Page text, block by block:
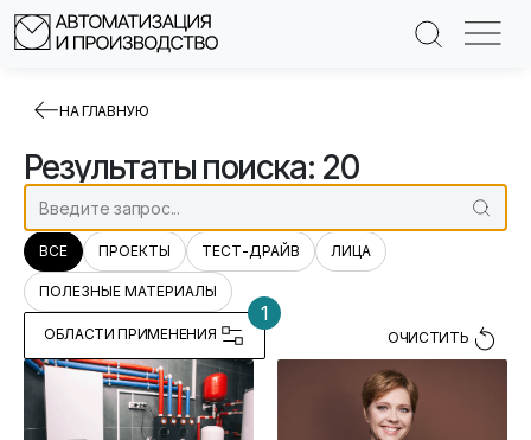
НА ГЛАВНУЮ
Результаты поиска: 20
ВСЕ ПРОЕКТЫ ТЕСТ-ДРАЙВ ЛИЦА
ПОЛЕЗНЫЕ МАТЕРИАЛЫ
ОБЛАСТИ ПРИМЕНЕНИЯ
1
ОЧИСТИТЬ